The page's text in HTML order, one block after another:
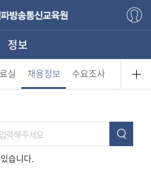
정보
실 채용정보 수요조사
습니다.